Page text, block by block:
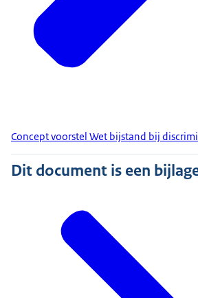
Concept voorstel Wet bijstand bij
Dit document is een